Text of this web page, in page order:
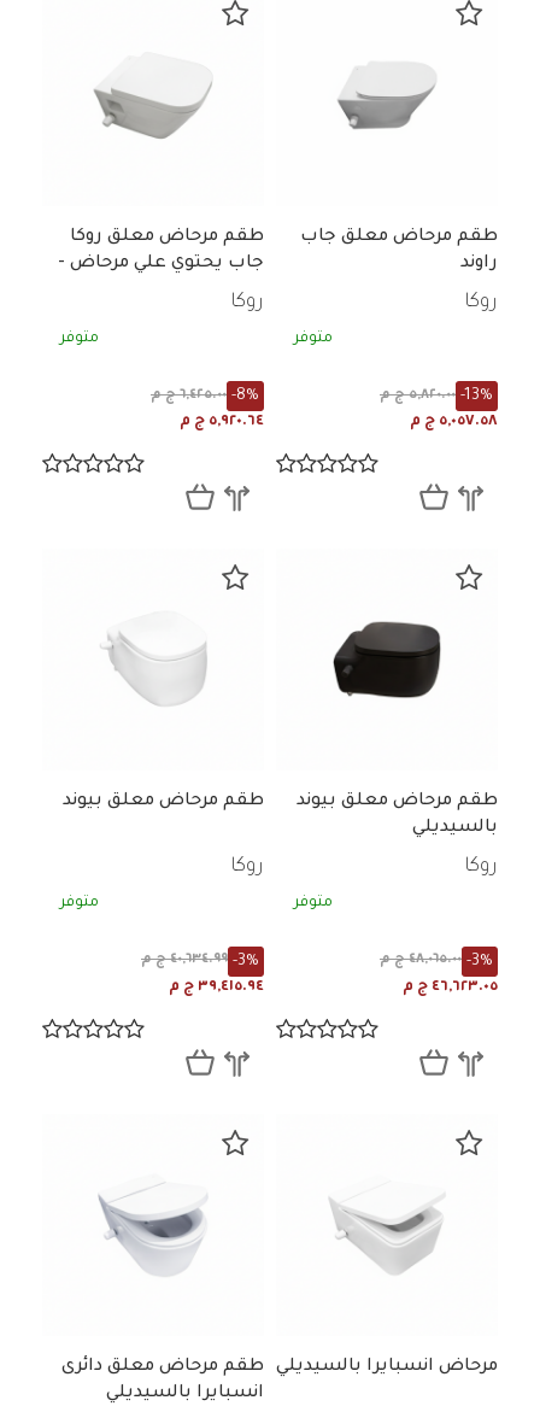
طقم مرحاض معلق جاب
راوند
روكا
متوفر
٥,٨٢٠.٠٠ ج م -13%
٥,٠٥٧.٥٨ ج م
طقم مرحاض معلق روكا
جاب يحتوي علي مرحاض -
سيديلي ابيض
روكا
متوفر
٦,٤٢٥.٠٠ ج م -8%
٥,٩٢٠.٦٤ ج م
طقم مرحاض معلق بيوند
بالسيديلي
روكا
متوفر
٤٨,٠٦٥.٠٠ ج م -3%
٤٦,٦٢٣.٠٥ ج م
طقم مرحاض معلق بيوند
روكا
متوفر
٤٠,٦٣٤.٩٩ ج م -3%
٣٩,٤١٥.٩٤ ج م
مرحاض انسبايرا بالسيديلي
طقم مرحاض معلق دائرى
انسبايرا بالسيديلي